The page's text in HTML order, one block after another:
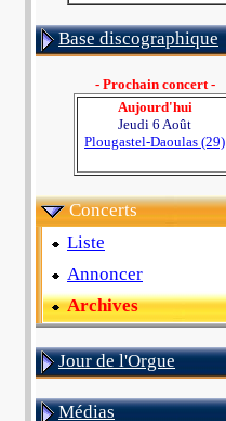
Base discographique
- Prochain concert -
Aujourd'hui
Jeudi 6 Août
Plougastel-Daoulas (29)
Concerts
Liste
Annoncer
Archives
Jour de l'Orgue
Médias